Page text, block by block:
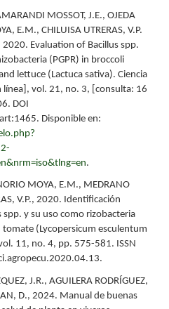
MOSSOT, J.E., OJEDA
E.M., CHILUISA UTRERAS, V.P.
2020. Evaluation of Bacillus spp.
(PGPR) in broccoli
lettuce (Lactuca sativa). Ciencia
línea], vol. 21, no. 3, [consulta: 16
DOI
Disponible en:
.
MOYA, E.M., MEDRANO
V.P., 2020. Identificación
spp. y su uso como rizobacteria
(Lycopersicum esculentum
11, no. 4, pp. 575-581. ISSN
J.R., AGUILERA RODRÍGUEZ,
D., 2024. Manual de buenas